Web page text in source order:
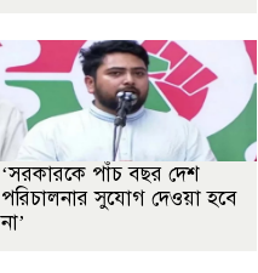
‘সরকারকে পাঁচ বছর দেশ
পরিচালনার সুযোগ দেওয়া হবে
না’